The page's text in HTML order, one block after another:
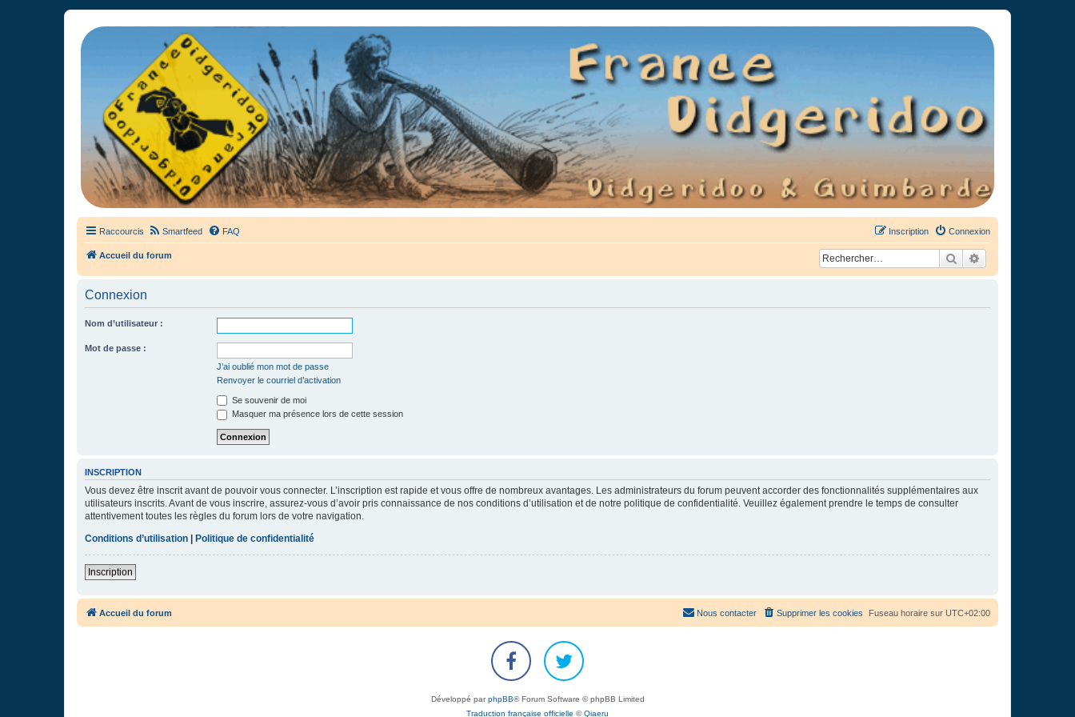
France Didgeridoo
Didgeridoo et Guimbarde sur France Didgeridoo - retrouvez la communauté.
Raccourcis Smartfeed FAQ Connexion
Inscription
Accueil du forum Rechercher
Connexion
Nom d’utilisateur :
Mot de passe :
J’ai oublié mon mot de passe
Renvoyer le courriel d’activation
Se souvenir de moi
Masquer ma présence lors de cette session
INSCRIPTION
Vous devez être inscrit avant de pouvoir vous connecter. L’inscription est rapide et vous offre de nombreux avantages. Les administrateurs du forum peuvent accorder des fonctionnalités supplémentaires aux
utilisateurs inscrits. Avant de vous inscrire, assurez-vous d’avoir pris connaissance de nos conditions d’utilisation et de notre politique de confidentialité. Veuillez également prendre le temps de consulter
attentivement toutes les règles du forum lors de votre navigation.
Conditions d’utilisation
Politique de confidentialité
Inscription
Accueil du forum Fuseau horaire sur UTC+02:00
Supprimer les cookies
Nous contacter
Développé parphpBB® Forum Software © phpBB Limited
Traduction française officielle ©Qiaeru